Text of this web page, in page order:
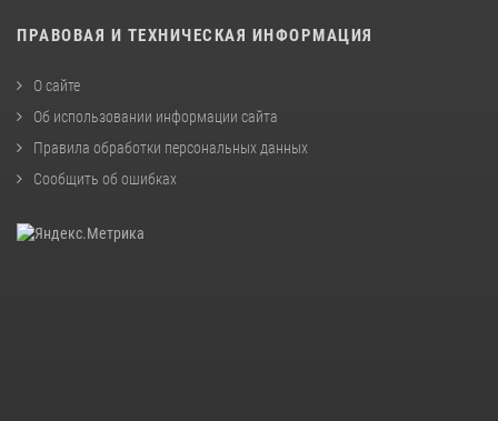
ПРАВОВАЯ И ТЕХНИЧЕСКАЯ ИНФОРМАЦИЯ
О сайте
Об использовании информации сайта
Правила обработки персональных данных
Сообщить об ошибках